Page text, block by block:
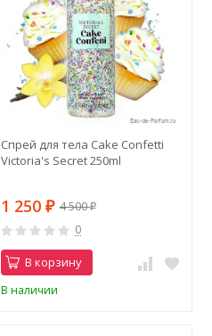
Спрей для тела Cake Confetti
Victoria's Secret 250ml
1 250 ₽ 4 500₽
0
В корзину
В наличии